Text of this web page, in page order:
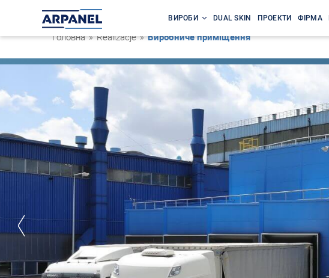
ВИРОБИ DUAL SKIN ПРОЕКТИ ФІРМА
Головна » Realizacje »Виробниче приміщення